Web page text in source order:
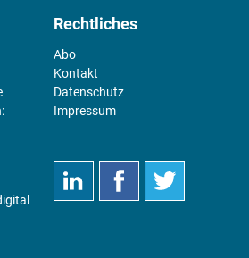
Rechtliches
Abo
Kontakt
Datenschutz
Impressum